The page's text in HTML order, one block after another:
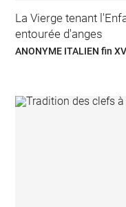
La Vierge tenant
entourée d'anges